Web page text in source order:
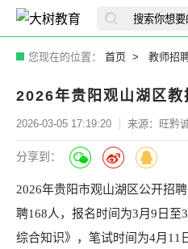
您现在的位置： 首页 教师招
2026年贵阳观山湖区
2026-03-05 17:19:20 来源：旺黔
分享到：
2026年贵阳市观山湖区公开招
聘168人，报名时间为3月9日至
综合知识》，笔试时间为4月11